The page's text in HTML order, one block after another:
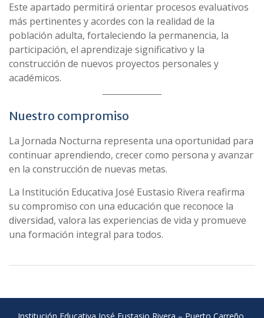
Este apartado permitirá orientar procesos evaluativos
más pertinentes y acordes con la realidad de la
población adulta, fortaleciendo la permanencia, la
participación, el aprendizaje significativo y la
construcción de nuevos proyectos personales y
académicos.
Nuestro compromiso
La Jornada Nocturna representa una oportunidad para
continuar aprendiendo, crecer como persona y avanzar
en la construcción de nuevas metas.
La Institución Educativa José Eustasio Rivera reafirma
su compromiso con una educación que reconoce la
diversidad, valora las experiencias de vida y promueve
una formación integral para todos.